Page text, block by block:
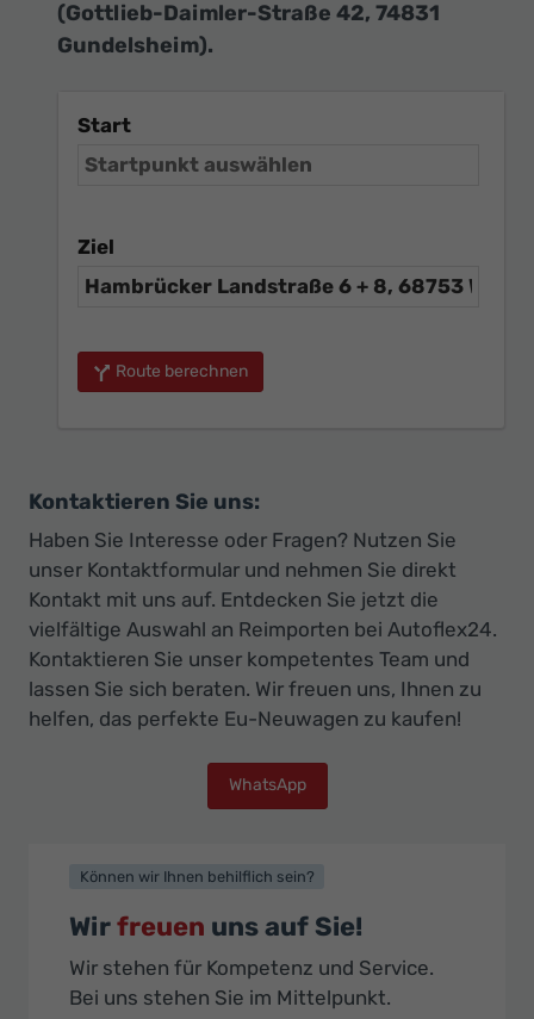
(Gottlieb-Daimler-Straße 42, 74831
Gundelsheim).
Start
Ziel
Route berechnen
Kontaktieren Sie uns:
Haben Sie Interesse oder Fragen? Nutzen Sie
unser Kontaktformular und nehmen Sie direkt
Kontakt mit uns auf. Entdecken Sie jetzt die
vielfältige Auswahl an Reimporten bei Autoflex24.
Kontaktieren Sie unser kompetentes Team und
lassen Sie sich beraten. Wir freuen uns, Ihnen zu
helfen, das perfekte Eu-Neuwagen zu kaufen!
WhatsApp
Können wir Ihnen behilflich sein?
Wirfreuen uns auf Sie!
Wir stehen für Kompetenz und Service.
Bei uns stehen Sie im Mittelpunkt.